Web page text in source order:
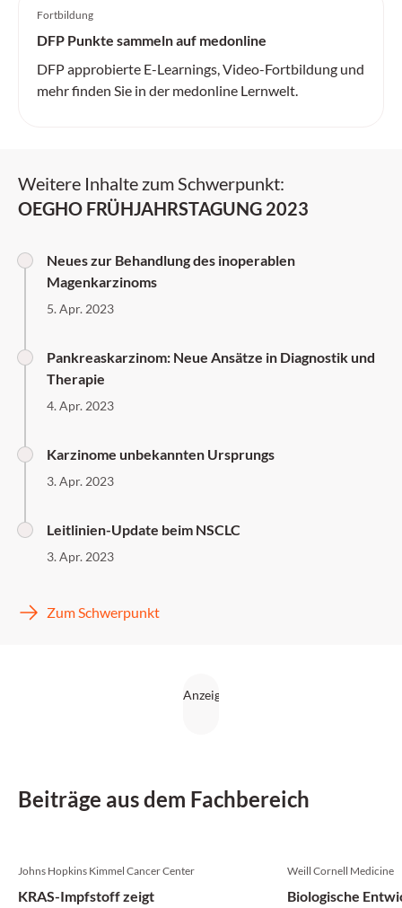
Fortbildung
DFP Punkte sammeln auf medonline
DFP approbierte E-Learnings, Video-Fortbildung und
mehr finden Sie in der medonline Lernwelt.
Weitere Inhalte zum Schwerpunkt:
OEGHO FRÜHJAHRSTAGUNG 2023
Neues zur Behandlung des inoperablen
Magenkarzinoms
5. Apr. 2023
Pankreaskarzinom: Neue Ansätze in Diagnostik und
Therapie
4. Apr. 2023
Karzinome unbekannten Ursprungs
3. Apr. 2023
Leitlinien-Update beim NSCLC
3. Apr. 2023
Zum Schwerpunkt
Beiträge aus dem Fachbereich
Johns Hopkins Kimmel Cancer Center
KRAS-Impfstoff zeigt
Weill Cornell Medicine
Biologische